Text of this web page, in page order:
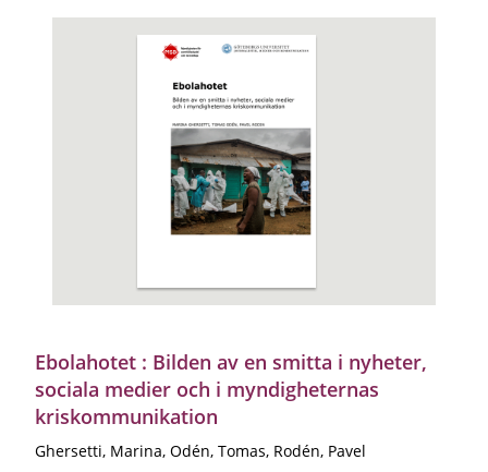
Ebolahotet : Bilden av en smitta i nyheter,
sociala medier och i myndigheternas
kriskommunikation
Ghersetti, Marina, Odén, Tomas, Rodén, Pavel